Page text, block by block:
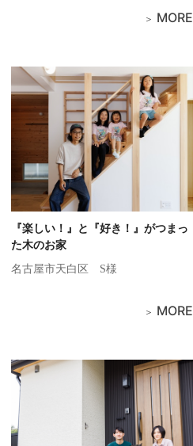
MORE
『楽しい！』と『好き！』がつまっ
た木のお家
名古屋市天白区 S様
MORE